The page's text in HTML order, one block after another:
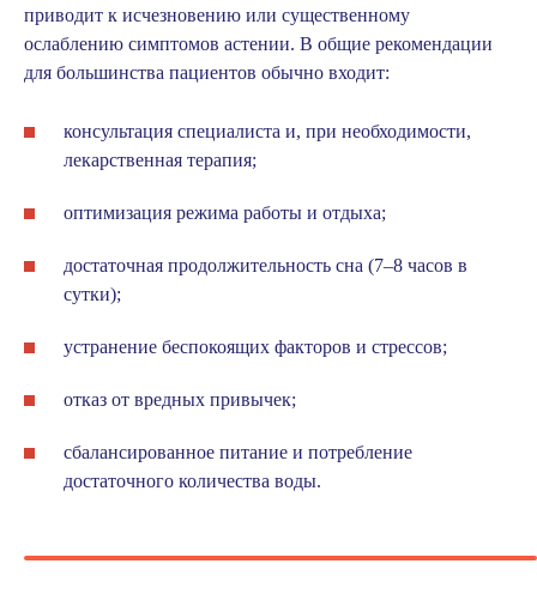
приводит к исчезновению или существенному
ослаблению симптомов астении. В общие рекомендации
для большинства пациентов обычно входит:
консультация специалиста и, при необходимости,
лекарственная терапия;
оптимизация режима работы и отдыха;
достаточная продолжительность сна (7–8 часов в
сутки);
устранение беспокоящих факторов и стрессов;
отказ от вредных привычек;
сбалансированное питание и потребление
достаточного количества воды.